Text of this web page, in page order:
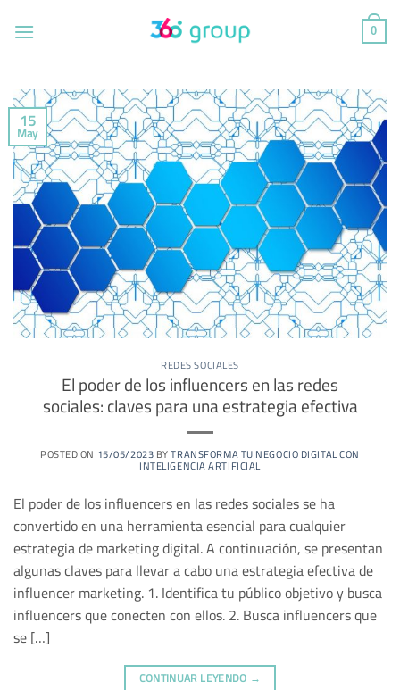
0
15
May
REDES SOCIALES
El poder de los influencers en las redes
sociales: claves para una estrategia efectiva
POSTED ON 15/05/2023BYTRANSFORMA TU NEGOCIO DIGITAL CON
INTELIGENCIA ARTIFICIAL
El poder de los influencers en las redes sociales se ha
convertido en una herramienta esencial para cualquier
estrategia de marketing digital. A continuación, se presentan
algunas claves para llevar a cabo una estrategia efectiva de
influencer marketing. 1. Identifica tu público objetivo y busca
influencers que conecten con ellos. 2. Busca influencers que
se […]
CONTINUAR LEYENDO →